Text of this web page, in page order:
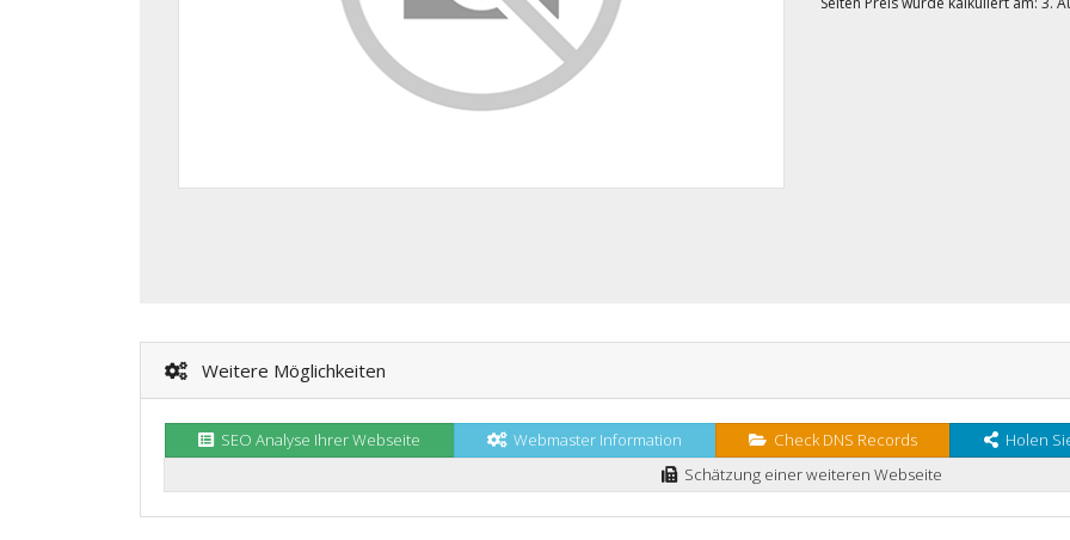
Weitere Möglichkeiten
SEO Analyse Ihrer Webseite Webmaster Information Check DNS Records
Holen
Schätzung einer weiteren Webseite